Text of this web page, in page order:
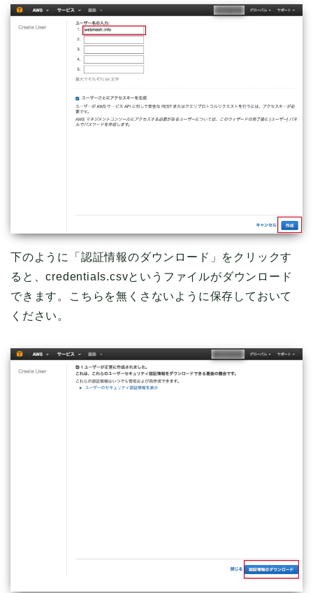
下のように「認証情報のダウンロード」をクリックす
ると、credentials.csvというファイルがダウンロード
できます。こちらを無くさないように保存しておいて
ください。